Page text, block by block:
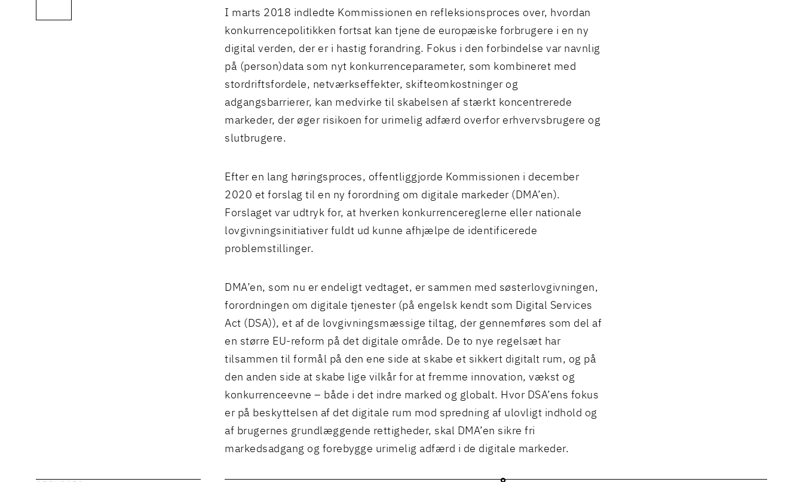
I marts 2018 indledte Kommissionen en refleksionsproces over, hvordan
konkurrencepolitikken fortsat kan tjene de europæiske forbrugere i en ny
digital verden, der er i hastig forandring. Fokus i den forbindelse var navnlig
på (person)data som nyt konkurrenceparameter, som kombineret med
stordriftsfordele, netværkseffekter, skifteomkostninger og
adgangsbarrierer, kan medvirke til skabelsen af stærkt koncentrerede
markeder, der øger risikoen for urimelig adfærd overfor erhvervsbrugere og
slutbrugere.
Efter en lang høringsproces, offentliggjorde Kommissionen i december
2020 et forslag til en ny forordning om digitale markeder (DMA’en).
Forslaget var udtryk for, at hverken konkurrencereglerne eller nationale
lovgivningsinitiativer fuldt ud kunne afhjælpe de identificerede
problemstillinger.
DMA’en, som nu er endeligt vedtaget, er sammen med søsterlovgivningen,
forordningen om digitale tjenester (på engelsk kendt som Digital Services
Act (DSA)), et af de lovgivningsmæssige tiltag, der gennemføres som del af
en større EU-reform på det digitale område. De to nye regelsæt har
tilsammen til formål på den ene side at skabe et sikkert digitalt rum, og på
den anden side at skabe lige vilkår for at fremme innovation, vækst og
konkurrenceevne – både i det indre marked og globalt. Hvor DSA’ens fokus
er på beskyttelsen af det digitale rum mod spredning af ulovligt indhold og
af brugernes grundlæggende rettigheder, skal DMA’en sikre fri
markedsadgang og forebygge urimelig adfærd i de digitale markeder.